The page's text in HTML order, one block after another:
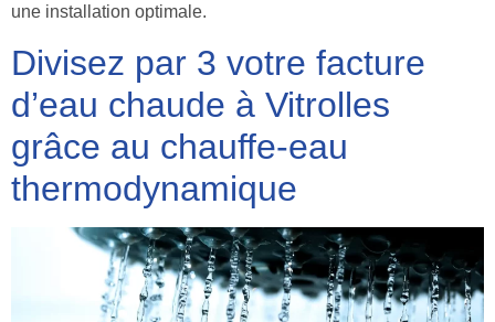
une installation optimale.
Divisez par 3 votre facture
d’eau chaude à Vitrolles
grâce au chauffe-eau
thermodynamique